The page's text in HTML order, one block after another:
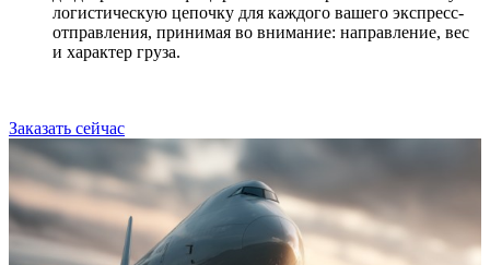
логистическую цепочку для каждого вашего экспресс-
отправления, принимая во внимание: направление, вес
и характер груза.
Заказать сейчас